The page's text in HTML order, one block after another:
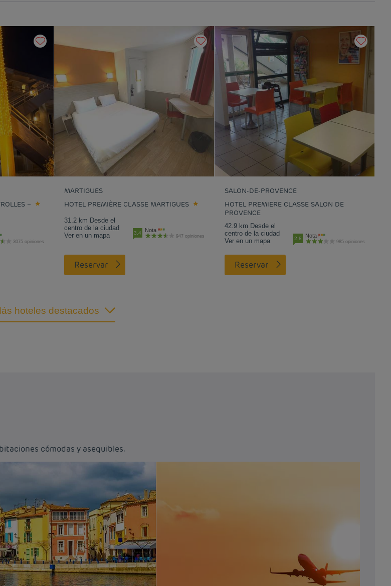
–
3075 opiniones
MARTIGUES
HOTEL PREMIÈRE CLASSE MARTIGUES
31.2 km Desde el
centro de la ciudad
Ver en un mapa
3.4 Nota
947 opiniones
Reservar
SALON-DE-PROVENCE
HOTEL PREMIERE CLASSE SALON DE
PROVENCE
42.9 km Desde el
centro de la ciudad
Ver en un mapa
2.8 Nota
985 opiniones
Reservar
Más hoteles destacados
cómodas y asequibles.